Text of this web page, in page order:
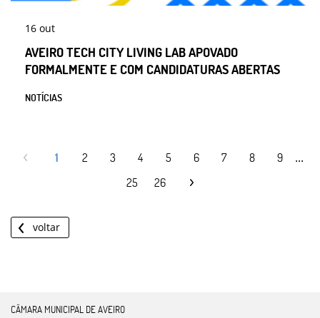
16 out
AVEIRO TECH CITY LIVING LAB APOVADO
FORMALMENTE E COM CANDIDATURAS ABERTAS
NOTÍCIAS
1 2 3 4 5 6 7 8 9 ...
25 26
voltar
CÂMARA MUNICIPAL DE AVEIRO